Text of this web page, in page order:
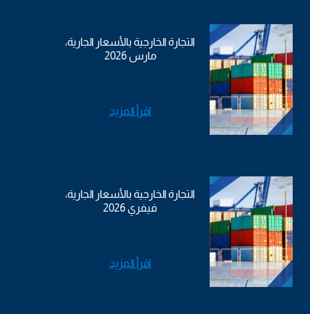
التجارة الخارجية بالأسعار الجارية،
مارس 2026
اقرأ المزيد
التجارة الخارجية بالأسعار الجارية،
فيفري 2026
اقرأ المزيد